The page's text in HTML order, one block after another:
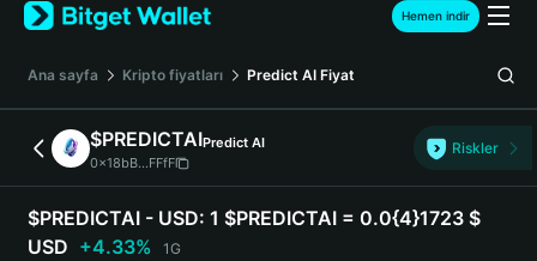
Türkçe
Français
Deutsch
简体中文
繁體中文
Português (Portugal)
Bahasa Indonesia
ภาษาไทย
Hemen indir
Ana sayfa Kripto fiyatları Predict AI Fiyat
$PREDICTAIPredict AI
0x18bB...FFfF
Riskler
$PREDICTAI - USD: 1 $PREDICTAI = 0.0{4}1723 $
USD +4.33% 1G